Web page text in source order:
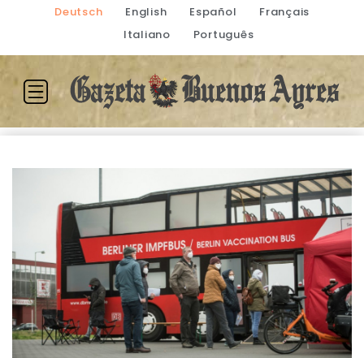
Deutsch English Español
Français
Italiano
Português